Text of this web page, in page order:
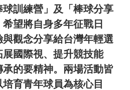
球訓練營」及「棒球分享
望將自身多年征戰日
觀念分享給台灣年輕選
國際視、提升競技能
的要精神。兩場活動皆
育青年球員為核心目